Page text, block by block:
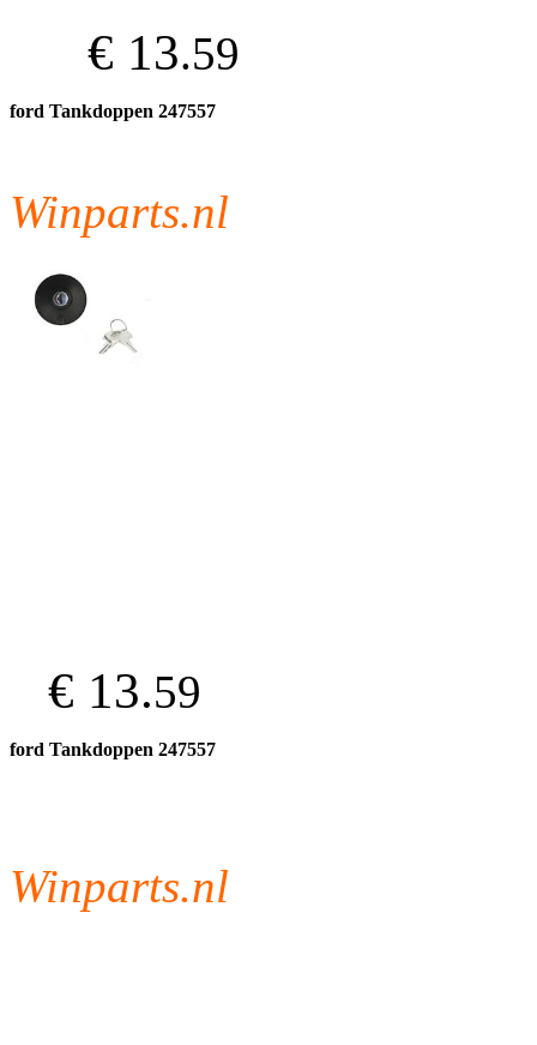
€ 13.59
ford Tankdoppen 247557
Winparts.nl
€ 13.59
ford Tankdoppen 247557
Winparts.nl